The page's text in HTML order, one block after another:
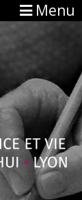
Menu